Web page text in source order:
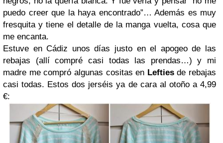
puedo creer que la haya encontrado”… Además es muy
fresquita y tiene el detalle de la manga vuelta, cosa que
me encanta.
Estuve en Cádiz unos días justo en el apogeo de las
rebajas (allí compré casi todas las prendas…) y mi
madre me compró algunas cositas en Leftiesde rebajas
casi todas. Estos dos jerséis ya de cara al otoño a 4,99
€: